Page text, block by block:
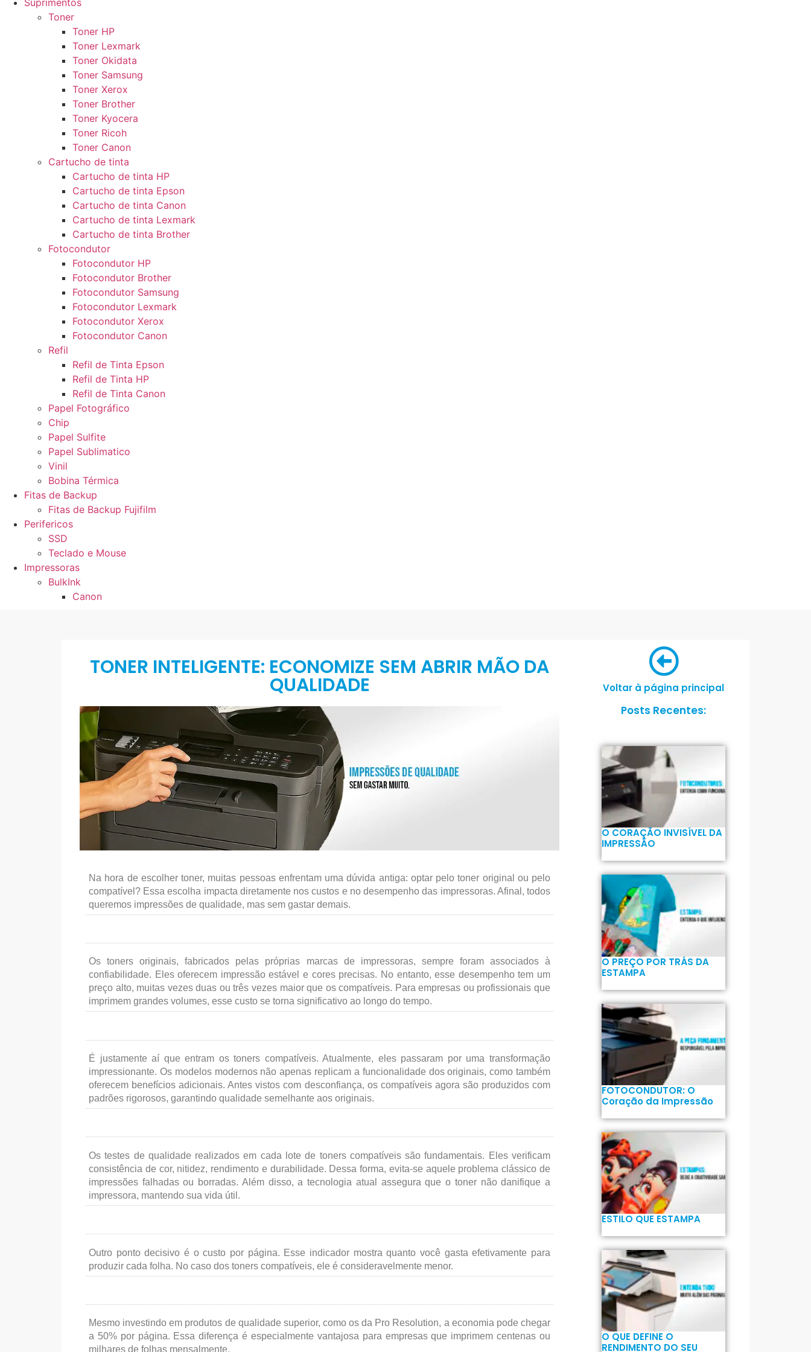
Suprimentos
Toner
Toner HP
Toner Lexmark
Toner Okidata
Toner Samsung
Toner Xerox
Toner Brother
Toner Kyocera
Toner Ricoh
Toner Canon
Cartucho de tinta
Cartucho de tinta HP
Cartucho de tinta Epson
Cartucho de tinta Canon
Cartucho de tinta Lexmark
Cartucho de tinta Brother
Fotocondutor
Fotocondutor HP
Fotocondutor Brother
Fotocondutor Samsung
Fotocondutor Lexmark
Fotocondutor Xerox
Fotocondutor Canon
Refil
Refil de Tinta Epson
Refil de Tinta HP
Refil de Tinta Canon
Papel Fotográfico
Chip
Papel Sulfite
Papel Sublimatico
Vinil
Bobina Térmica
Fitas de Backup
Fitas de Backup Fujifilm
Perifericos
SSD
Teclado e Mouse
Impressoras
BulkInk
Canon
TONER INTELIGENTE: ECONOMIZE SEM ABRIR MÃO DA
QUALIDADE
Na hora de escolher toner, muitas pessoas enfrentam uma dúvida antiga: optar pelo toner original ou pelo
compatível? Essa escolha impacta diretamente nos custos e no desempenho das impressoras. Afinal, todos
queremos impressões de qualidade, mas sem gastar demais.
Os toners originais, fabricados pelas próprias marcas de impressoras, sempre foram associados à
confiabilidade. Eles oferecem impressão estável e cores precisas. No entanto, esse desempenho tem um
preço alto, muitas vezes duas ou três vezes maior que os compatíveis. Para empresas ou profissionais que
imprimem grandes volumes, esse custo se torna significativo ao longo do tempo.
É justamente aí que entram os toners compatíveis. Atualmente, eles passaram por uma transformação
impressionante. Os modelos modernos não apenas replicam a funcionalidade dos originais, como também
oferecem benefícios adicionais. Antes vistos com desconfiança, os compatíveis agora são produzidos com
padrões rigorosos, garantindo qualidade semelhante aos originais.
Os testes de qualidade realizados em cada lote de toners compatíveis são fundamentais. Eles verificam
consistência de cor, nitidez, rendimento e durabilidade. Dessa forma, evita-se aquele problema clássico de
impressões falhadas ou borradas. Além disso, a tecnologia atual assegura que o toner não danifique a
impressora, mantendo sua vida útil.
Outro ponto decisivo é o custo por página. Esse indicador mostra quanto você gasta efetivamente para
produzir cada folha. No caso dos toners compatíveis, ele é consideravelmente menor.
Mesmo investindo em produtos de qualidade superior, como os da Pro Resolution, a economia pode chegar
a 50% por página. Essa diferença é especialmente vantajosa para empresas que imprimem centenas ou
milhares de folhas mensalmente.
Voltar à página principal
Posts Recentes:
O CORAÇÃO INVISÍVEL DA
IMPRESSÃO
O PREÇO POR TRÁS DA
ESTAMPA
FOTOCONDUTOR: O
Coração da Impressão
ESTILO QUE ESTAMPA
O QUE DEFINE O
RENDIMENTO DO SEU